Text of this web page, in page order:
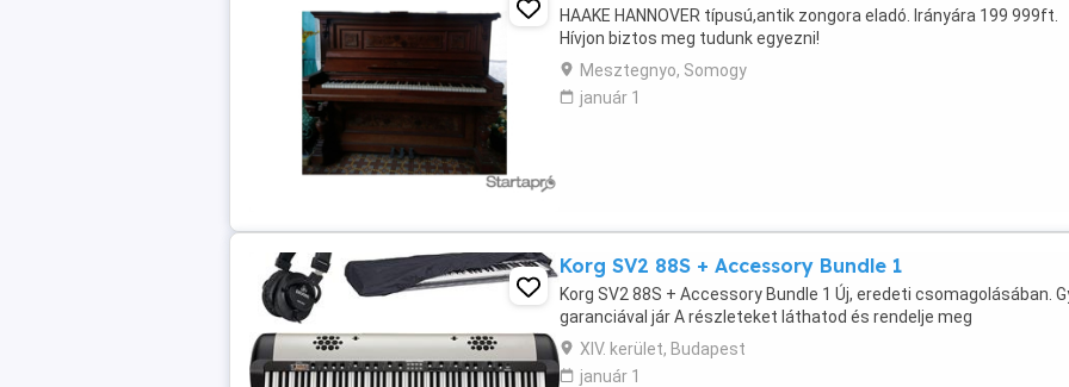
HAAKE HANNOVER típusú,antik zongora eladó. Irányára 199 999ft.
Hívjon biztos meg tudunk egyezni!
Mesztegnyo, Somogy
január 1
Korg SV2 88S + Accessory Bundle 1
Korg SV2 88S + Accessory Bundle 1 Új, eredeti csomagolásában.
garanciával jár A részleteket láthatod és rendelje meg
XIV. kerület, Budapest
január 1